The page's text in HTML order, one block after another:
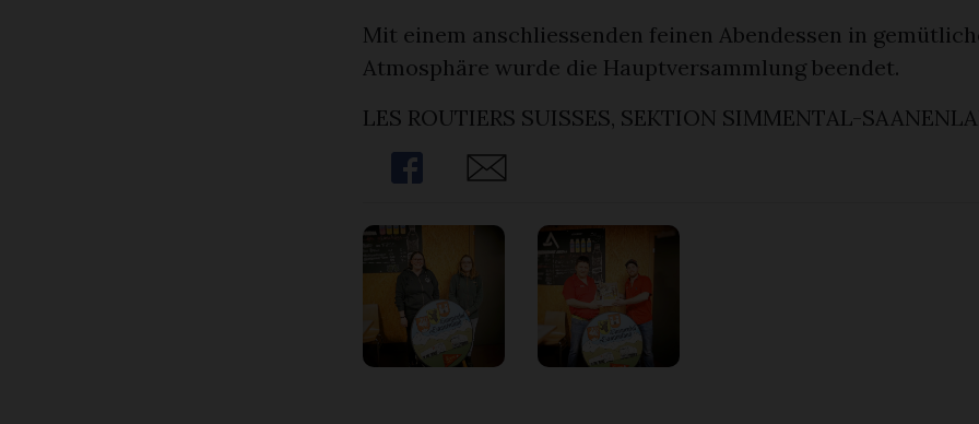
Mit einem anschliessenden feinen Abendessen in
Atmosphäre wurde die Hauptversammlung beendet.
LES ROUTIERS SUISSES, SEKTION SIMMENTAL-
Share
Share